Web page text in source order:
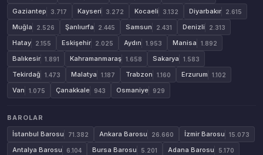
Gaziantep 3.717 Kayseri 3.272 Kocaeli 3.132 Diyarbakır 2.615
Muğla 2.526 Şanlıurfa 2.445 Samsun 2.431 Denizli 2.313
Hatay 2.155 Eskişehir 2.025 Aydın 1.953 Manisa 1.892
Balıkesir 1.891 Kahramanmaraş 1.658 Sakarya 1.583
Tekirdağ 1.473 Malatya 1.187 Trabzon 1.160 Erzurum 1.102
Van 1.075 Çanakkale 943 Osmaniye 929
BAROLAR
İstanbul Barosu
71.382 Ankara Barosu 26.660 İzmir Barosu 15.073
Antalya Barosu 6.104 Bursa Barosu 5.201 Adana Barosu 5.170